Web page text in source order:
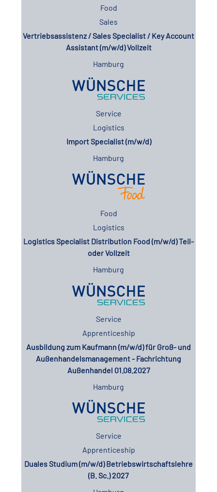
Food
Sales
Vertriebsassistenz / Sales Specialist / Key Account
Assistant (m/w/d) Vollzeit
Hamburg
Service
Logistics
Import Specialist (m/w/d)
Hamburg
Food
Logistics
Logistics Specialist Distribution Food (m/w/d) Teil-
oder Vollzeit
Hamburg
Service
Apprenticeship
Ausbildung zum Kaufmann (m/w/d) für Groß- und
Außenhandelsmanagement - Fachrichtung
Außenhandel 01.08.2027
Hamburg
Service
Apprenticeship
Duales Studium (m/w/d) Betriebswirtschaftslehre
(B. Sc.) 2027